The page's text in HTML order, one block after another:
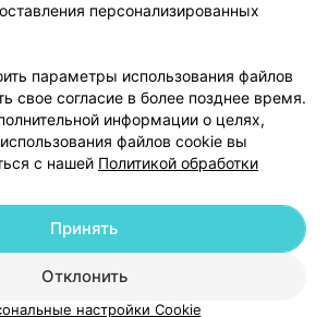
руководителю 103.by
настройки cookie
персональных данных
УНП 191700409| 220012, Республика Беларусь,
Толбухина, 2, пом. 16 | help@103.by
поддержки +375 291212755
персонализированных
параметры использования файлов
свое согласие в более позднее время.
информации о целях,
файлов cookie вы
с нашей Политикой обработки
Отклонить
Принять
настройки Cookie